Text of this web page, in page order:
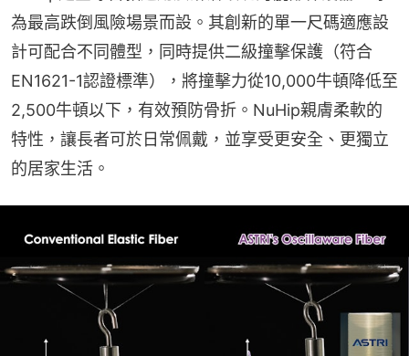
為最高跌倒風險場景而設。其創新的單一尺碼適應設
計可配合不同體型，同時提供二級撞擊保護（符合
EN1621-1認證標準），將撞擊力從10,000牛頓降低至
2,500牛頓以下，有效預防骨折。NuHip親膚柔軟的
特性，讓長者可於日常佩戴，並享受更安全、更獨立
的居家生活。